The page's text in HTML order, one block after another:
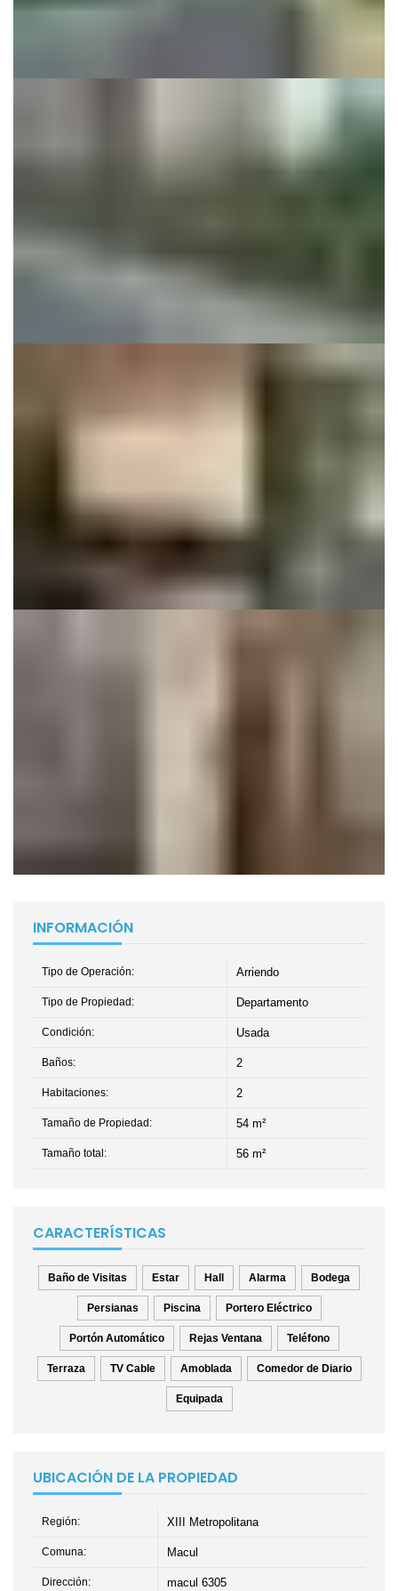
INFORMACIÓN
Tipo de Operación: Arriendo
Tipo de Propiedad: Departamento
Condición: Usada
Baños: 2
Habitaciones: 2
Tamaño de Propiedad: 54 m²
Tamaño total: 56 m²
CARACTERÍSTICAS
Baño de Visitas Estar Hall Alarma Bodega
Persianas Piscina Portero Eléctrico
Portón Automático Rejas Ventana Teléfono
Terraza TV Cable Amoblada Comedor de Diario
Equipada
UBICACIÓN DE LA PROPIEDAD
Región: XIII Metropolitana
Comuna: Macul
Dirección: macul 6305